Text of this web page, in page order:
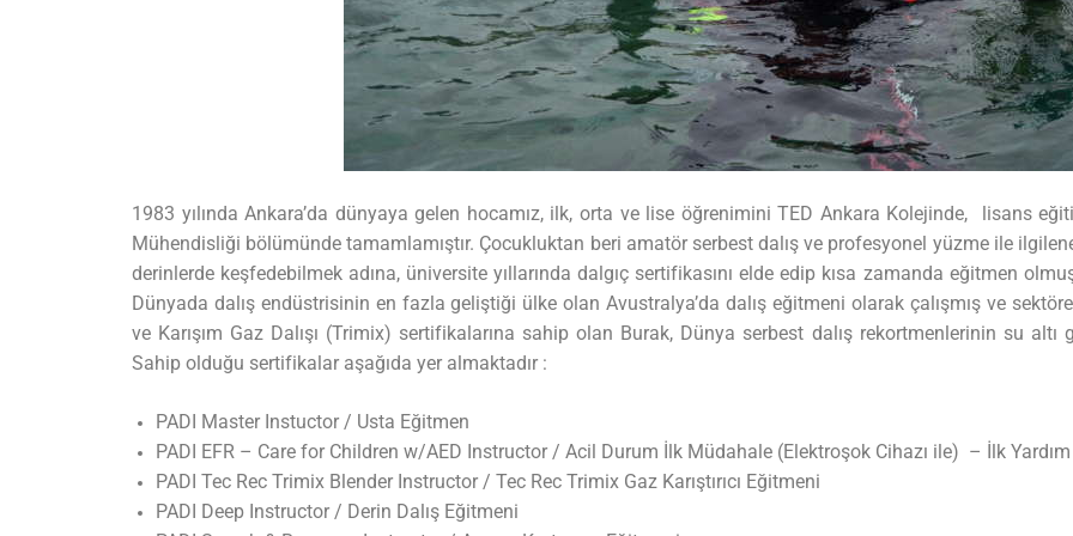
EĞITIMLER –
KURSLAR
FOTOĞRAF
ALBÜMLERI
ÜCRETLERIMIZ
1983 yılında Ankara’da dünyaya gelen hocamız, ilk, orta ve lise öğrenimini TED Ankara Kolejinde, lisans
Mühendisliği bölümünde tamamlamıştır. Çocukluktan beri amatör serbest dalış ve profesyonel yüzme ile
derinlerde keşfedebilmek adına, üniversite yıllarında dalgıç sertifikasını elde edip kısa zamanda eğitmen
Dünyada dalış endüstrisinin en fazla geliştiği ülke olan Avustralya’da dalış eğitmeni olarak çalışmış ve
ve Karışım Gaz Dalışı (Trimix) sertifikalarına sahip olan Burak, Dünya serbest dalış rekortmenlerinin su
Sahip olduğu sertifikalar aşağıda yer almaktadır :
PADI Master Instuctor / Usta Eğitmen
PADI EFR – Care for Children w/AED Instructor / Acil Durum İlk Müdahale (Elektroşok Cihazı ile) – İlk
PADI Tec Rec Trimix Blender Instructor / Tec Rec Trimix Gaz Karıştırıcı Eğitmeni
PADI Deep Instructor / Derin Dalış Eğitmeni